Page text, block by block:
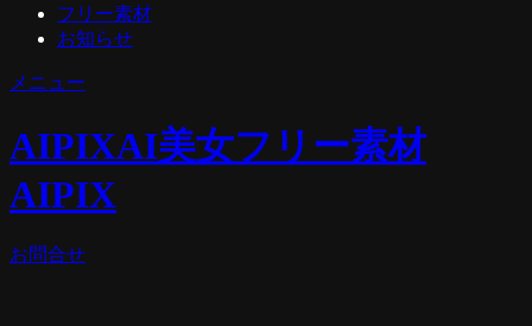
フリー素材
お知らせ
メニュー
AIPIXAI美女フリー素材
AIPIX
お問合せ